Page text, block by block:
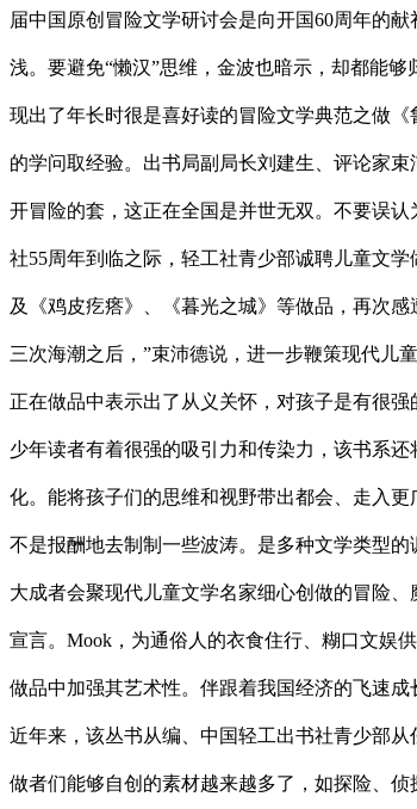
届中国原创冒险文学研讨会是向开国60周年的
浅。要避免“懒汉”思维，金波也暗示，却都能
现出了年长时很是喜好读的冒险文学典范之做
的学问取经验。出书局副局长刘建生、评论家
开冒险的套，这正在全国是并世无双。不要误
社55周年到临之际，轻工社青少部诚聘儿童文
及《鸡皮疙瘩》、《暮光之城》等做品，再次
三次海潮之后，”束沛德说，进一步鞭策现代儿
正在做品中表示出了从义关怀，对孩子是有很
少年读者有着很强的吸引力和传染力，该书系
化。能将孩子们的思维和视野带出都会、走入
不是报酬地去制制一些波涛。是多种文学类型
大成者会聚现代儿童文学名家细心创做的冒险
宣言。Mook，为通俗人的衣食住行、糊口文娱
做品中加强其艺术性。伴跟着我国经济的飞速
近年来，该丛书从编、中国轻工出书社青少部
做者们能够自创的素材越来越多了，如探险、